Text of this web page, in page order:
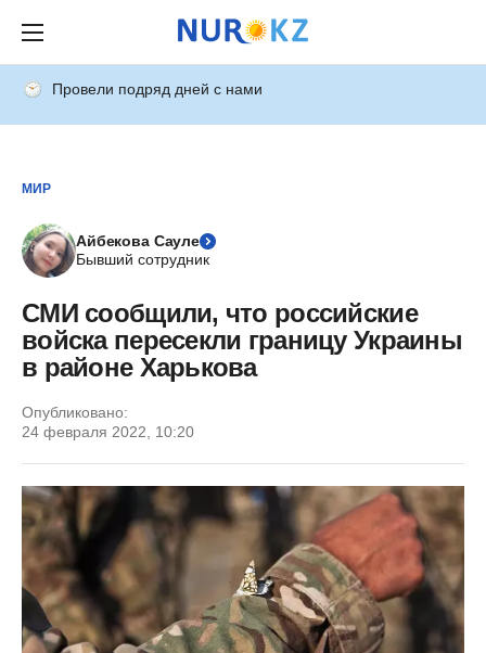
Провели подряд дней с нами
МИР
Айбекова Сауле
Бывший сотрудник
СМИ сообщили, что российские
войска пересекли границу Украины
в районе Харькова
Опубликовано:
24 февраля 2022, 10:20